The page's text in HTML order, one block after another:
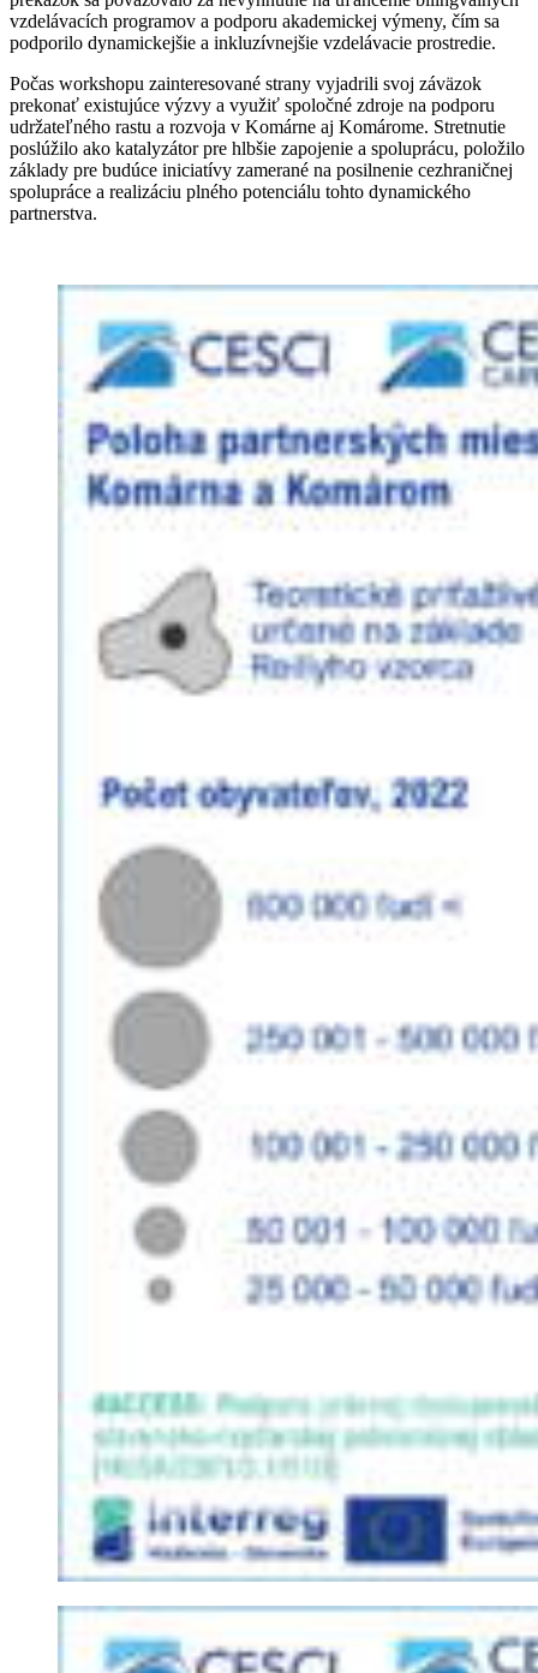
vzdelávacích programov a podporu akademickej výmeny, čím sa
podporilo dynamickejšie a inkluzívnejšie vzdelávacie prostredie.
Počas workshopu zainteresované strany vyjadrili svoj záväzok
prekonať existujúce výzvy a využiť spoločné zdroje na podporu
udržateľného rastu a rozvoja v Komárne aj Komárome. Stretnutie
poslúžilo ako katalyzátor pre hlbšie zapojenie a spoluprácu, položilo
základy pre budúce iniciatívy zamerané na posilnenie cezhraničnej
spolupráce a realizáciu plného potenciálu tohto dynamického
partnerstva.